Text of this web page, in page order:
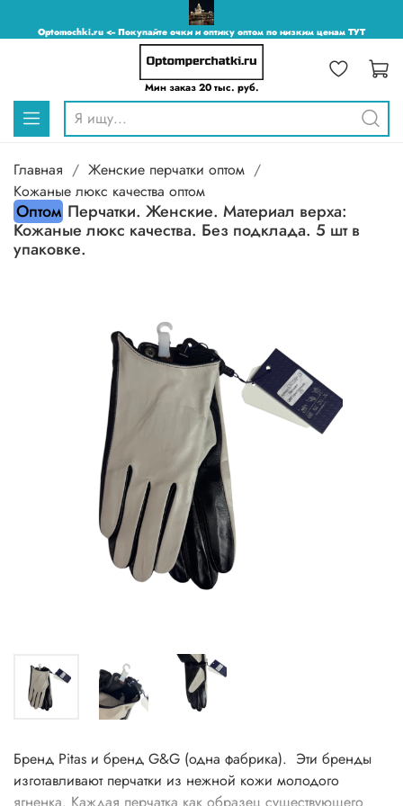
Optomochki.ru <-- Покупайте очки и оптику оптом по низким ценам ТУТ
Мин заказ 20 тыс. руб.
Главная
Женские перчатки оптом
Кожаные люкс качества оптом
Оптом Перчатки. Женские. Материал верха:
Кожаные люкс качества. Без подклада. 5 шт в
упаковке.
Бренд Pitas и бренд G&G (одна фабрика). Эти бренды
изготавливают перчатки из нежной кожи молодого